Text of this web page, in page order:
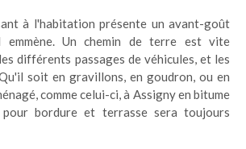
à l'habitation présente un avant-goût
Un chemin de terre est vite
différents passages de véhicules, et les
soit en gravillons, en goudron, ou en
comme celui-ci, à Assigny en bitume
bordure et terrasse sera toujours